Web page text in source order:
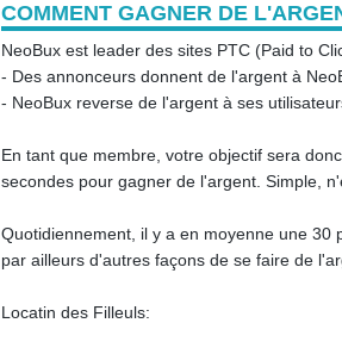
COMMENT GAGNER DE
NeoBux est leader des sites PTC (Paid to
- Des annonceurs donnent de l'argent à
- NeoBux reverse de l'argent à ses
En tant que membre, votre objectif sera
secondes pour gagner de l'argent. Simple,
Quotidiennement, il y a en moyenne une 30
par ailleurs d'autres façons de se faire de
Locatin des Filleuls: